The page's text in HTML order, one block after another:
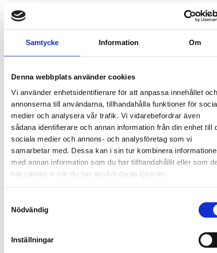
Samtycke Information Om
Denna webbplats använder cookies
Vi använder enhetsidentifierare för att anpassa innehållet och
annonserna till användarna, tillhandahålla funktioner för
medier och analysera vår trafik. Vi vidarebefordrar även
sådana identifierare och annan information från din enhet till
sociala medier och annons- och analysföretag som vi
samarbetar med. Dessa kan i sin tur kombinera
med annan information som du har tillhandahållit eller som
har samlat in när du har använt deras tjänster.
Nödvändig
Inställningar
KONTAKT OS HER